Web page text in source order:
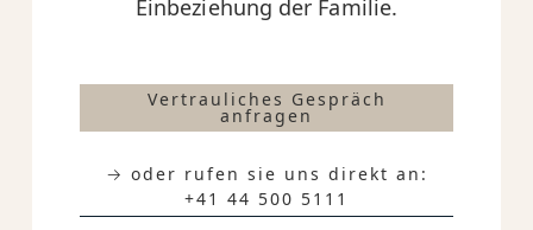
Einbeziehung der Familie.
Vertrauliches Gespräch
anfragen
→ oder rufen sie uns direkt an:
+41 44 500 5111